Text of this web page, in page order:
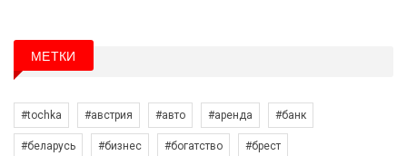
МЕТКИ
#tochka #австрия #авто #аренда #банк
#беларусь #бизнес #богатство #брест